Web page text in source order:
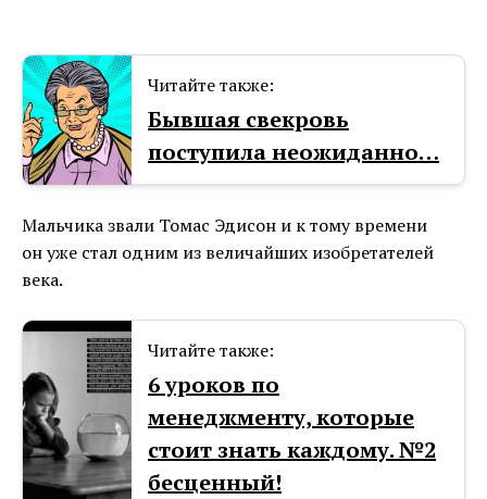
Читайте также:
Бывшая свекровь
поступила неожиданно…
Мальчика звали Томас Эдисон и к тому времени
он уже стал одним из величайших изобретателей
века.
Читайте также:
6 уроков по
менеджменту, которые
стоит знать каждому. №2
бесценный!